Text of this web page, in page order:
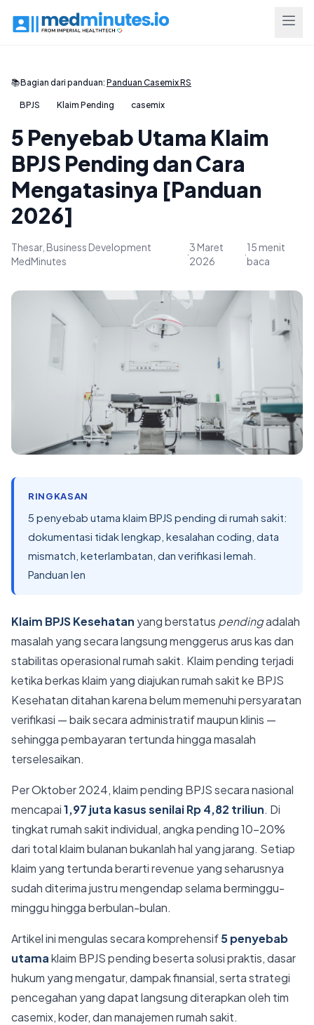
📚Bagian dari panduan: Panduan Casemix RS
BPJS Klaim Pending casemix
5 Penyebab Utama Klaim
BPJS Pending dan Cara
Mengatasinya [Panduan
2026]
Thesar, Business Development
MedMinutes
·
3 Maret
2026
·
15 menit
baca
RINGKASAN
5 penyebab utama klaim BPJS pending di rumah sakit:
dokumentasi tidak lengkap, kesalahan coding, data
mismatch, keterlambatan, dan verifikasi lemah.
Panduan len
Klaim BPJS Kesehatan yang berstatus pendingadalah
masalah yang secara langsung menggerus arus kas dan
stabilitas operasional rumah sakit. Klaim pending terjadi
ketika berkas klaim yang diajukan rumah sakit ke BPJS
Kesehatan ditahan karena belum memenuhi persyaratan
verifikasi — baik secara administratif maupun klinis —
sehingga pembayaran tertunda hingga masalah
terselesaikan.
Per Oktober 2024, klaim pending BPJS secara nasional
mencapai1,97 juta kasus senilai Rp 4,82 triliun. Di
tingkat rumah sakit individual, angka pending 10-20%
dari total klaim bulanan bukanlah hal yang jarang. Setiap
klaim yang tertunda berarti revenue yang seharusnya
sudah diterima justru mengendap selama berminggu-
minggu hingga berbulan-bulan.
Artikel ini mengulas secara komprehensif5 penyebab
utamaklaim BPJS pending beserta solusi praktis, dasar
hukum yang mengatur, dampak finansial, serta strategi
pencegahan yang dapat langsung diterapkan oleh tim
casemix, koder, dan manajemen rumah sakit.